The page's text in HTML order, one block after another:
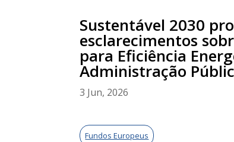
Sustentável 2030
esclarecimentos
para Eficiência
Administração
3 Jun, 2026
Fundos Europeus